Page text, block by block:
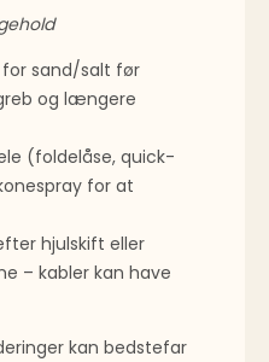
for sand/salt før
og længere
(foldelåse, quick-
for at
hjulskift eller
– kabler kan have
kan bedstefar